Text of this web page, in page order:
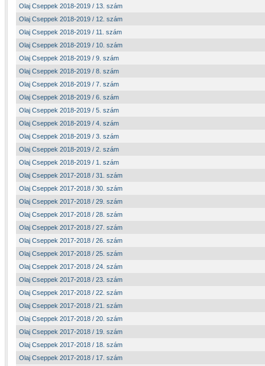
Olaj Cseppek 2018-2019 / 13. szám
Olaj Cseppek 2018-2019 / 12. szám
Olaj Cseppek 2018-2019 / 11. szám
Olaj Cseppek 2018-2019 / 10. szám
Olaj Cseppek 2018-2019 / 9. szám
Olaj Cseppek 2018-2019 / 8. szám
Olaj Cseppek 2018-2019 / 7. szám
Olaj Cseppek 2018-2019 / 6. szám
Olaj Cseppek 2018-2019 / 5. szám
Olaj Cseppek 2018-2019 / 4. szám
Olaj Cseppek 2018-2019 / 3. szám
Olaj Cseppek 2018-2019 / 2. szám
Olaj Cseppek 2018-2019 / 1. szám
Olaj Cseppek 2017-2018 / 31. szám
Olaj Cseppek 2017-2018 / 30. szám
Olaj Cseppek 2017-2018 / 29. szám
Olaj Cseppek 2017-2018 / 28. szám
Olaj Cseppek 2017-2018 / 27. szám
Olaj Cseppek 2017-2018 / 26. szám
Olaj Cseppek 2017-2018 / 25. szám
Olaj Cseppek 2017-2018 / 24. szám
Olaj Cseppek 2017-2018 / 23. szám
Olaj Cseppek 2017-2018 / 22. szám
Olaj Cseppek 2017-2018 / 21. szám
Olaj Cseppek 2017-2018 / 20. szám
Olaj Cseppek 2017-2018 / 19. szám
Olaj Cseppek 2017-2018 / 18. szám
Olaj Cseppek 2017-2018 / 17. szám